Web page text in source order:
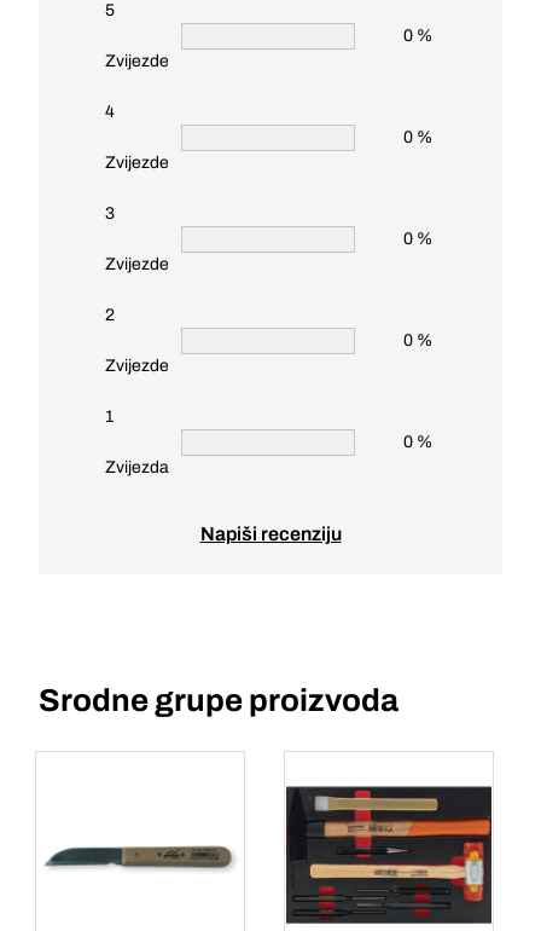
5
Zvijezde
0 %
4
Zvijezde
0 %
3
Zvijezde
0 %
2
Zvijezde
0 %
1
Zvijezda
0 %
Napiši recenziju
Srodne grupe proizvoda